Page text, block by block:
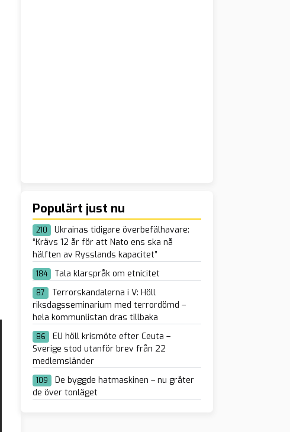
Populärt just nu
210
Ukrainas tidigare överbefälhavare:
“Krävs 12 år för att Nato ens ska nå
hälften av Rysslands kapacitet”
184 Tala klarspråk om etnicitet
87
Terrorskandalerna i V: Höll
riksdagsseminarium med terrordömd –
hela kommunlistan dras tillbaka
86
EU höll krismöte efter Ceuta –
Sverige stod utanför brev från 22
medlemsländer
109
De byggde hatmaskinen – nu gråter
de över tonläget